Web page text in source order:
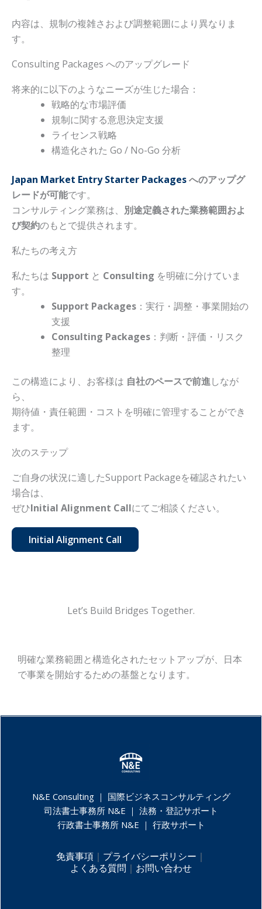
内容は、規制の複雑さおよび調整範囲により異なりま
す。
Consulting Packages へのアップグレード
将来的に以下のようなニーズが生じた場合：
戦略的な市場評価
規制に関する意思決定支援
ライセンス戦略
構造化された Go / No-Go 分析
Japan Market Entry Starter Packagesへのアップグ
レードが可能です。
コンサルティング業務は、 別途定義された業務範囲およ
び契約のもとで提供されます。
私たちの考え方
私たちは Support と Consulting を明確に分けていま
す。
Support Packages ：実行・調整・事業開始の
支援
Consulting Packages ：判断・評価・リスク
整理
この構造により、お客様は 自社のペースで前進しなが
ら、
期待値・責任範囲・コストを明確に管理することができ
ます。
次のステップ
ご自身の状況に適したSupport Packageを確認されたい
場合は、
ぜひInitial Alignment Callにてご相談ください。
Initial Alignment Call
Let’s Build Bridges Together.
明確な業務範囲と構造化されたセットアップが、日本
で事業を開始するための基盤となります。
N&E Consulting ｜ 国際ビジネスコンサルティング
司法書士事務所 N&E ｜ 法務・登記サポート
行政書士事務所 N&E ｜ 行政サポート
免責事項 ｜ プライバシーポリシー ｜
よくある質問 ｜ お問い合わせ